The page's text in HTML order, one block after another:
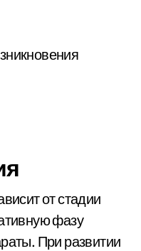
от стадии
фазу
При развитии